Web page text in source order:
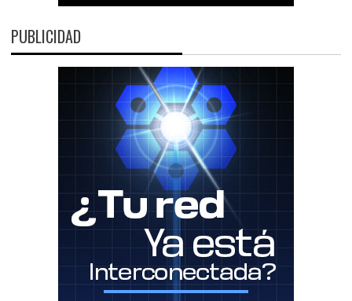
PUBLICIDAD